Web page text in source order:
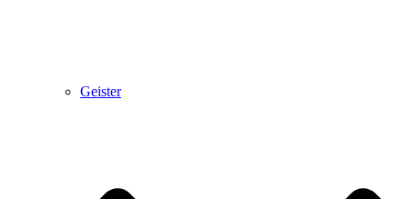
Geister